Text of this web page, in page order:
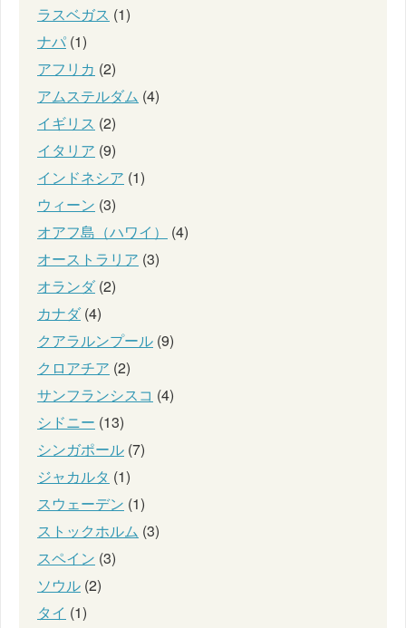
ラスベガス (1)
ナパ (1)
アフリカ (2)
アムステルダム (4)
イギリス (2)
イタリア (9)
インドネシア (1)
ウィーン (3)
オアフ島（ハワイ）
(4)
オーストラリア (3)
オランダ(2)
カナダ(4)
クアラルンプール (9)
クロアチア (2)
サンフランシスコ (4)
シドニー (13)
シンガポール (7)
ジャカルタ (1)
スウェーデン (1)
ストックホルム (3)
スペイン (3)
ソウル (2)
タイ (1)